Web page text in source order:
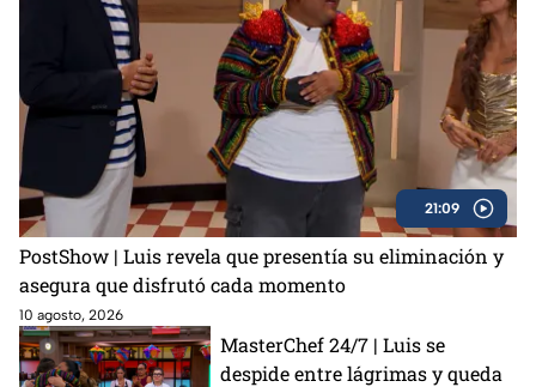
21:09
PostShow | Luis revela que presentía su eliminación y
asegura que disfrutó cada momento
10 agosto, 2026
MasterChef 24/7 | Luis se
despide entre lágrimas y queda